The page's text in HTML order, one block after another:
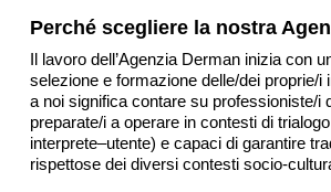
Perché scegliere la nostra
Il lavoro dell’Agenzia Derman inizia con
selezione e formazione delle/dei proprie/i
a noi significa contare su professioniste/i
preparate/i a operare in contesti di
interprete–utente) e capaci di garantire
rispettose dei diversi contesti socio-